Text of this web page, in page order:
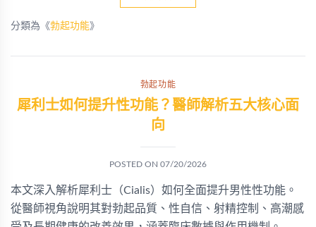
分類為《勃起功能》
勃起功能
犀利士如何提升性功能？醫師解析五大核心面
向
POSTED ON 07/20/2026
本文深入解析犀利士（Cialis）如何全面提升男性性功能。
從醫師視角說明其對勃起品質、性自信、射精控制、高潮感